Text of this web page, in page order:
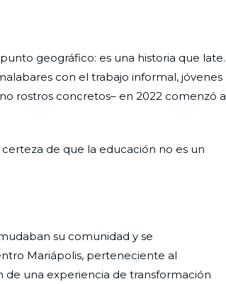
geográfico: es una historia que late.
con el trabajo informal, jóvenes
rostros concretos– en 2022 comenzó a
de que la educación no es un
su comunidad y se
Mariápolis, perteneciente al
de una experiencia de transformación